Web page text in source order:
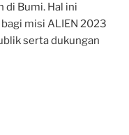
di Bumi. Hal ini
misi ALIEN 2023
serta dukungan